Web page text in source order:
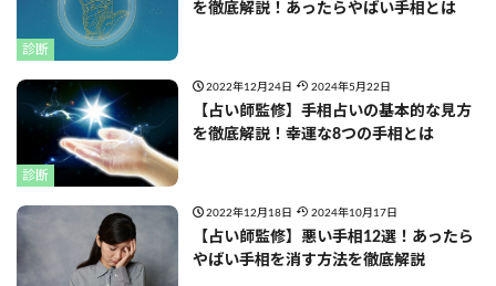
診断
を徹底解説！あったらやばい手相とは
診断
2022年12月24日 2024年5月22日
【占い師監修】手相占いの基本的な見方
を徹底解説！幸運な8つの手相とは
2022年12月18日 2024年10月17日
【占い師監修】悪い手相12選！あったら
やばい手相を消す方法を徹底解説